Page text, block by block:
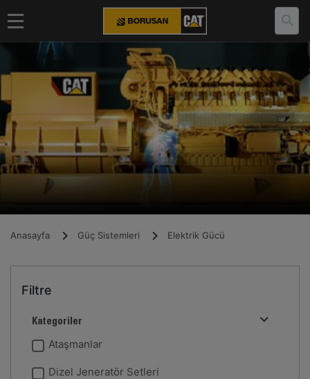
Anasayfa Güç Sistemleri Elektrik Gücü
Filtre
Kategoriler
Ataşmanlar
Dizel Jeneratör Setleri